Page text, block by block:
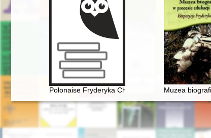
Polonaise Fryderyka Chopina. Zagadka inicjalnej
Muzea